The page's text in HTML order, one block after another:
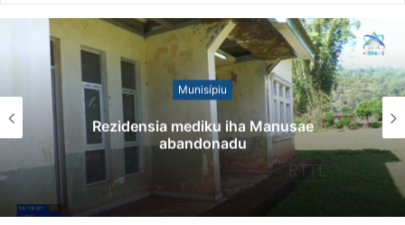
Munisípiu
Rezidensia mediku iha Manusae
abandonadu